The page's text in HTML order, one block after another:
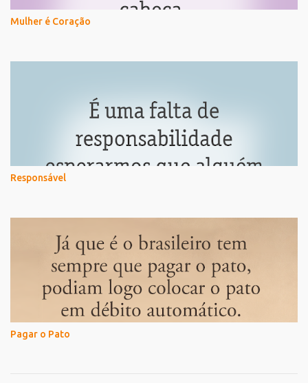
Mulher é Coração
Responsável
Pagar o Pato